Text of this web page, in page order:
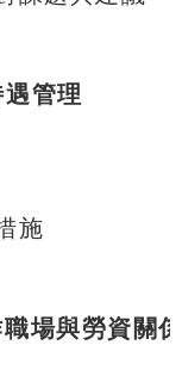
管理
施
場與勞資關